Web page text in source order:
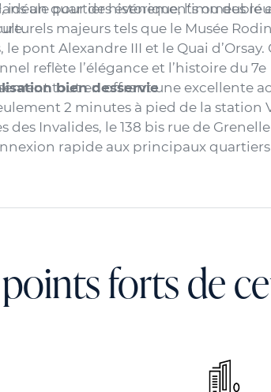
idéale pour des événements ou des
un quartier historique, l’immeuble
majeurs tels que le Musée
le pont Alexandre III et le Quai d’Orsay.
reflète l’élégance et l’histoire du 7e
tout en offrant une excellente
bien desservie
2 minutes à pied de la station
des Invalides, le 138 bis rue de
rapide aux principaux quartiers
forts de